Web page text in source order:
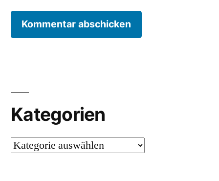
Kategorien
Kategorien